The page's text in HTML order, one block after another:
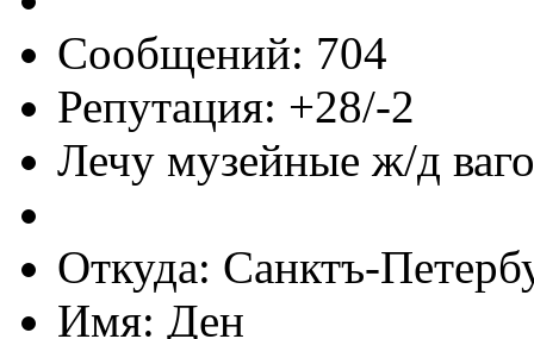
Сообщений: 704
Репутация: +28/-2
Лечу музейные ж/д
Откуда: Санктъ-
Имя: Ден